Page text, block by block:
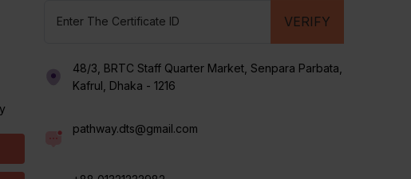
VERIFY
48/3, BRTC Staff Quarter Market, Senpara Parbata,
Kafrul, Dhaka - 1216
pathway.dts@gmail.com